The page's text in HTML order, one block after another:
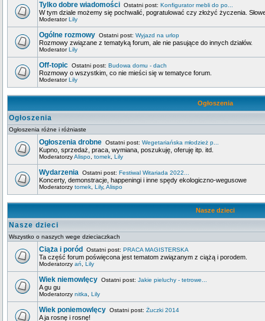
Tylko dobre wiadomości Ostatni post: Konfigurator mebli do po...
W tym dziale możemy się pochwalić, pogratulować czy złożyć życzenia.
ModeratorLily
Ogólne rozmowy Ostatni post: Wyjazd na urlop
Rozmowy związane z tematyką forum, ale nie pasujące do innych działów.
ModeratorLily
Off-topic Ostatni post: Budowa domu - dach
Rozmowy o wszystkim, co nie mieści się w tematyce forum.
ModeratorLily
Ogłoszenia
Ogłoszenia
Ogłoszenia różne i różniaste
Ogłoszenia drobne Ostatni post: Wegetariańska młodzież p...
Kupno, sprzedaż, praca, wymiana, poszukuję, oferuję itp. itd.
ModeratorzyAlispo tomek Lily
Wydarzenia Ostatni post: Festiwal Witariada 2022...
Koncerty, demonstracje, happeningi i inne spędy ekologiczno-wegusowe
Moderatorzy tomek Lily, Alispo
Nasze dzieci
Nasze dzieci
Wszystko o naszych wege dzieciaczkach
Ciąża i poród Ostatni post: PRACA MAGISTERSKA
Ta część forum poświęcona jest tematom związanym z ciążą i porodem.
Moderatorzy ań Lily
Wiek niemowlęcy Ostatni post: Jakie pieluchy - tetrowe...
A gu gu
Moderatorzy nitka Lily
Wiek poniemowlęcy Ostatni post: Żuczki 2014
A ja rosnę i rosnę!